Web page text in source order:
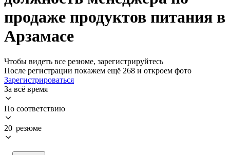
продаже продуктов питания в
Арзамасе
Чтобы видеть все резюме, зарегистрируйтесь
После регистрации покажем ещё 268 и откроем фото
Зарегистрироваться
За всё время
По соответствию
20 резюме